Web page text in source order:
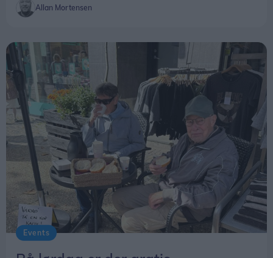
Allan Mortensen
Events